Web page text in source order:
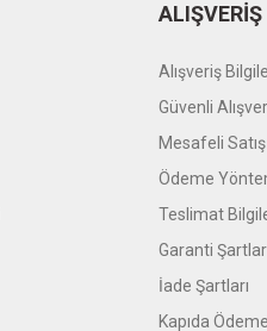
ALIŞVERİŞ
Alışveriş
Güvenli
Mesafeli
Ödeme
Teslimat
Garanti
İade Şartları
Kapıda